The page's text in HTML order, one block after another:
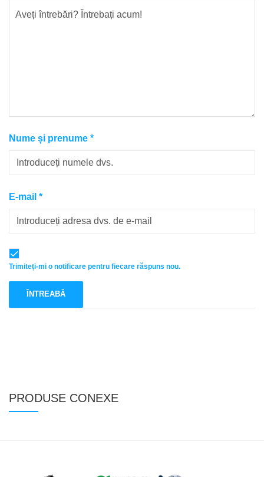
Nume și prenume *
E-mail *
Trimiteți-mi o notificare pentru fiecare răspuns nou.
PRODUSE CONEXE